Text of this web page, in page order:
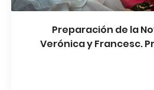
Preparación de la
Verónica y Francesc.